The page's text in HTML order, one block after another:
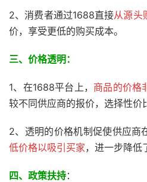
2、消费者通过1688直接从源头
价，享受更低的购买成本。
三、 价格透明：
1、在1688平台上， 商品的价格
较不同供应商的报价，选择性价
2、透明的价格机制促使供应商
低价格以吸引买家，进一步降低
四、政策扶持：